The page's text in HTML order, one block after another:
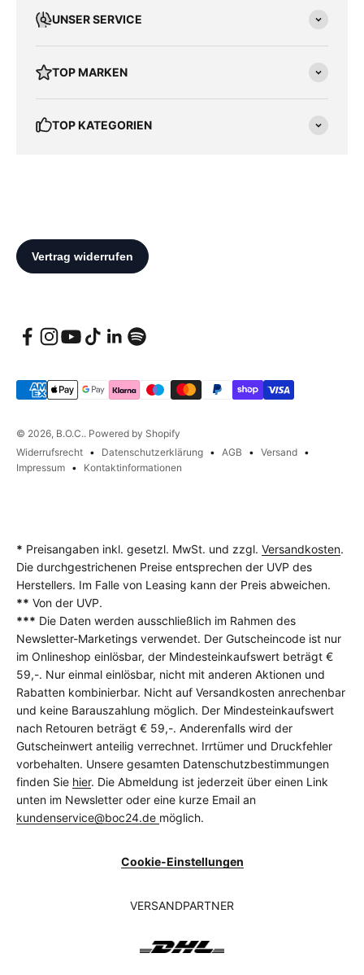
UNSER SERVICE
TOP MARKEN
TOP KATEGORIEN
© 2026, B.O.C.. Powered by Shopify
Widerrufsrecht
Datenschutzerklärung AGB
Versand
Impressum
Kontaktinformationen
* Preisangaben inkl. gesetzl. MwSt. und zzgl. Versandkosten.
Die durchgestrichenen Preise entsprechen der UVP des
Herstellers. Im Falle von Leasing kann der Preis abweichen.
** Von der UVP.
*** Die Daten werden ausschließlich im Rahmen des
Newsletter-Marketings verwendet. Der Gutscheincode ist nur
im Onlineshop einlösbar, der Mindesteinkaufswert beträgt €
59,-. Nur einmal einlösbar, nicht mit anderen Aktionen und
Rabatten kombinierbar. Nicht auf Versandkosten anrechenbar
und keine Barauszahlung möglich. Der Mindesteinkaufswert
nach Retouren beträgt € 59,-. Anderenfalls wird der
Gutscheinwert anteilig verrechnet. Irrtümer und Druckfehler
vorbehalten. Unsere gesamten Datenschutzbestimmungen
finden Sie hier. Die Abmeldung ist jederzeit über einen Link
unten im Newsletter oder eine kurze Email an
kundenservice@boc24.de möglich.
Cookie-Einstellungen
VERSANDPARTNER